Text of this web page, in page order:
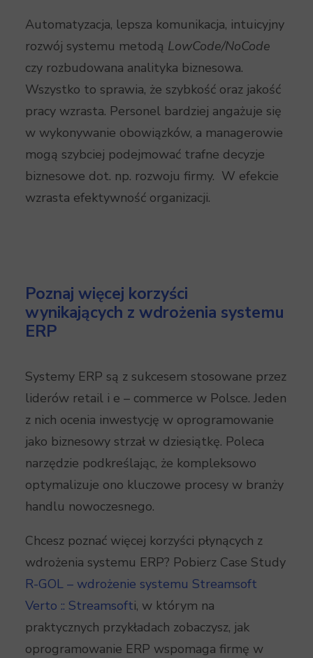
Automatyzacja, lepsza komunikacja, intuicyjny
rozwój systemu metodą LowCode/NoCode
czy rozbudowana analityka biznesowa.
Wszystko to sprawia, że szybkość oraz jakość
pracy wzrasta. Personel bardziej angażuje się
w wykonywanie obowiązków, a managerowie
mogą szybciej podejmować trafne decyzje
biznesowe dot. np. rozwoju firmy. W efekcie
wzrasta efektywność organizacji.
Poznaj więcej korzyści
wynikających z wdrożenia systemu
ERP
Systemy ERP są z sukcesem stosowane przez
liderów retail i e – commerce w Polsce. Jeden
z nich ocenia inwestycję w oprogramowanie
jako biznesowy strzał w dziesiątkę. Poleca
narzędzie podkreślając, że kompleksowo
optymalizuje ono kluczowe procesy w branży
handlu nowoczesnego.
Chcesz poznać więcej korzyści płynących z
wdrożenia systemu ERP? Pobierz Case Study
R-GOL – wdrożenie systemu Streamsoft
Verto :: Streamsofti, w którym na
praktycznych przykładach zobaczysz, jak
oprogramowanie ERP wspomaga firmę w